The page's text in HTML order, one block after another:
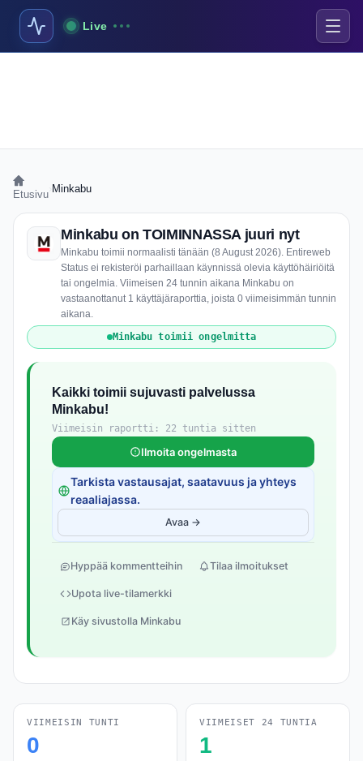
Live
Etusivu Minkabu
Minkabu on TOIMINNASSA juuri nyt
Minkabu toimii normaalisti tänään (8 August 2026). Entireweb
Status ei rekisteröi parhaillaan käynnissä olevia käyttöhäiriöitä
tai ongelmia. Viimeisen 24 tunnin aikana Minkabu on
vastaanottanut 1 käyttäjäraporttia, joista 0 viimeisimmän tunnin
aikana.
Minkabu toimii ongelmitta
Kaikki toimii sujuvasti palvelussa
Minkabu!
Viimeisin raportti: 22 tuntia sitten
Ilmoita ongelmasta
Tarkista vastausajat, saatavuus ja yhteys
reaaliajassa.
Avaa →
Hyppää kommentteihin Tilaa ilmoitukset
Upota live-tilamerkki
Käy sivustolla Minkabu
VIIMEISIN TUNTI
0
VIIMEISET 24 TUNTIA
1